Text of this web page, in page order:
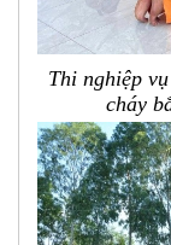
Thi nghiệp
cháy